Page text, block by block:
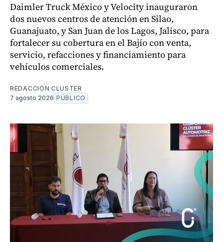
Daimler Truck México y Velocity inauguraron
dos nuevos centros de atención en Silao,
Guanajuato, y San Juan de los Lagos, Jalisco, para
fortalecer su cobertura en el Bajío con venta,
servicio, refacciones y financiamiento para
vehículos comerciales.
REDACCIÓN CLUSTER
7 agosto 2026 PÚBLICO